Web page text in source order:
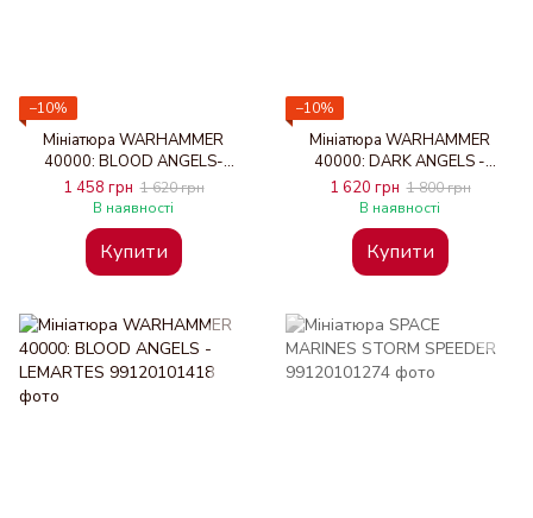
−10%
Мініатюра WARHAMMER
40000: BLOOD ANGELS-
SANGUINARY PRIEST
1 458 грн 1 620 грн
В наявності
Купити
−10%
Мініатюра WARHAMMER
40000: DARK ANGELS -
ASMODAI MASTER OF
REPENTANCE
1 620 грн 1 800 грн
В наявності
Купити